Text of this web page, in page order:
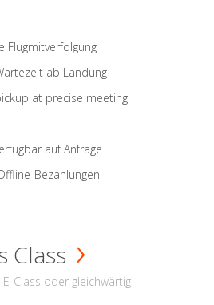
Flugmitverfolgung
ab Landung
at precise meeting
auf Anfrage
Bezahlungen
Class
Class oder gleichwärtig